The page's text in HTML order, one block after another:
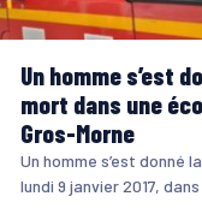
Un homme s’est
mort dans une
Gros-Morne
Un homme s’est donné
lundi 9 janvier 2017, dans